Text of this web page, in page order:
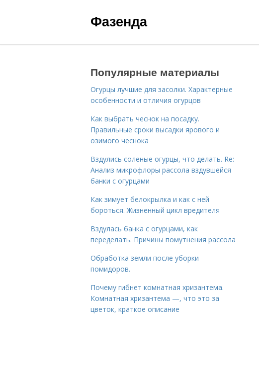
Фазенда
Популярные материалы
Огурцы лучшие для засолки. Характерные
особенности и отличия огурцов
Как выбрать чеснок на посадку.
Правильные сроки высадки ярового и
озимого чеснока
Вздулись соленые огурцы, что делать. Re:
Анализ микрофлоры рассола вздувшейся
банки с огурцами
Как зимует белокрылка и как с ней
бороться. Жизненный цикл вредителя
Вздулась банка с огурцами, как
переделать. Причины помутнения рассола
Обработка земли после уборки
помидоров.
Почему гибнет комнатная хризантема.
Комнатная хризантема —, что это за
цветок, краткое описание